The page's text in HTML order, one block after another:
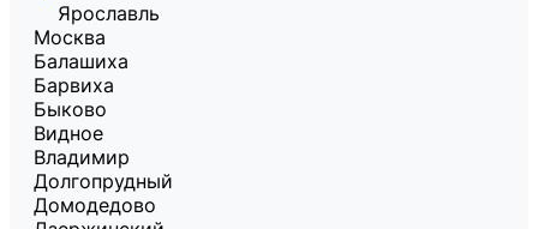
Ярославль
Москва
Балашиха
Барвиха
Быково
Видное
Владимир
Долгопрудный
Домодедово